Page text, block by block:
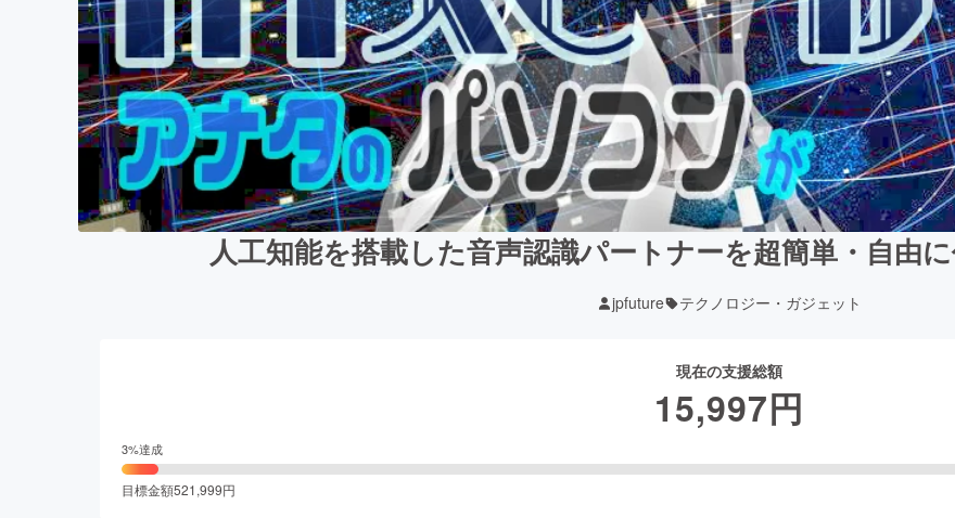
人工知能を搭載した音声認識パートナーを超簡単・自由
jpfuture テクノロジー・ガジェット
現在の支援総額
15,997円
3%達成
目標金額521,999円